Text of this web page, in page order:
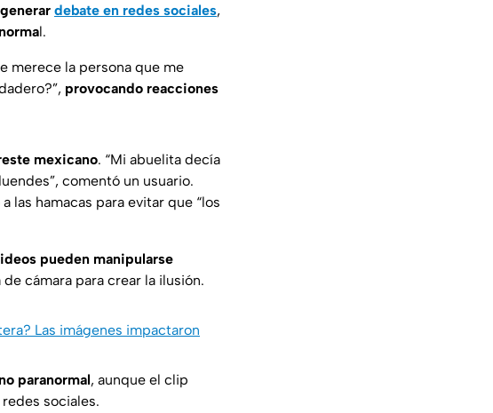
generar debate en redes sociales,
l.
merece la persona que me
provocando reacciones
mexicano. “Mi abuelita decía
comentó un usuario.
las hamacas para evitar que “los
pueden manipularse
cámara para crear la ilusión.
Las imágenes impactaron
paranormal, aunque el clip
sociales.